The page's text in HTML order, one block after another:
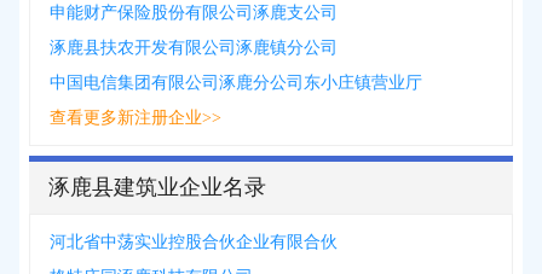
申能财产保险股份有限公司涿鹿支公司
涿鹿县扶农开发有限公司涿鹿镇分公司
中国电信集团有限公司涿鹿分公司东小庄镇营业厅
查看更多新注册企业>>
涿鹿县建筑业企业名录
河北省中荡实业控股合伙企业有限合伙